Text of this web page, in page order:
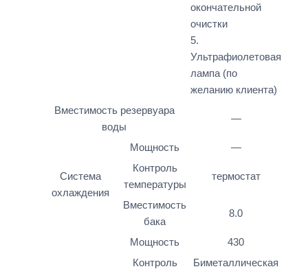
окончательной
очистки
5.
Ультрафиолетовая
лампа (по
желанию клиента)
Вместимость резервуара
воды
—
Система
охлаждения
Мощность
—
Контроль
температуры
термостат
Вместимость
бака
8.0
Мощность
430
Контроль
Биметаллическая